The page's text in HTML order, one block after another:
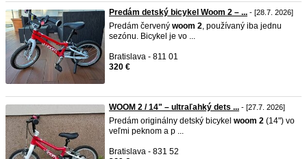
Predám detský bicykel Woom 2 – ... - [28.7. 2026]
Predám červený woom 2, používaný iba jednu
sezónu. Bicykel je vo ...
Bratislava - 811 01
320 €
WOOM 2 / 14" – ultraľahký dets ... - [27.7. 2026]
Predám originálny detský bicykel woom 2 (14") vo
veľmi peknom a p ...
Bratislava - 831 52